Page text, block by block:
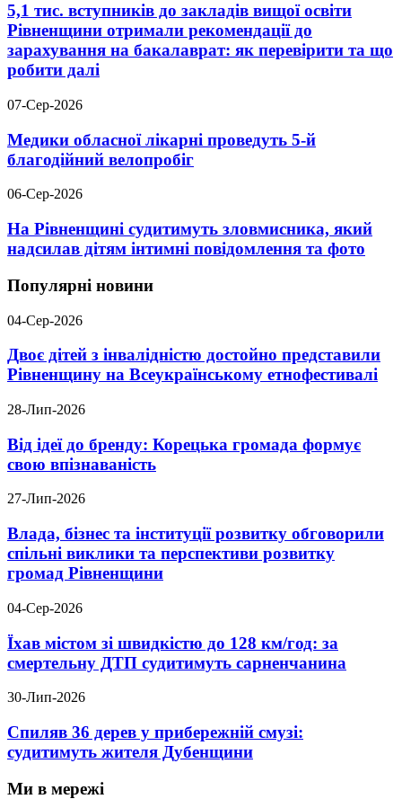
5,1 тис. вступників до закладів вищої освіти
Рівненщини отримали рекомендації до
зарахування на бакалаврат: як перевірити та що
робити далі
07-Сер-2026
Медики обласної лікарні проведуть 5-й
благодійний велопробіг
06-Сер-2026
На Рівненщині судитимуть зловмисника, який
надсилав дітям інтимні повідомлення та фото
Популярні новини
04-Сер-2026
Двоє дітей з інвалідністю достойно представили
Рівненщину на Всеукраїнському етнофестивалі
28-Лип-2026
Від ідеї до бренду: Корецька громада формує
свою впізнаваність
27-Лип-2026
Влада, бізнес та інституції розвитку обговорили
спільні виклики та перспективи розвитку
громад Рівненщини
04-Сер-2026
Їхав містом зі швидкістю до 128 км/год: за
смертельну ДТП судитимуть сарненчанина
30-Лип-2026
Спиляв 36 дерев у прибережній смузі:
судитимуть жителя Дубенщини
Ми в мережі